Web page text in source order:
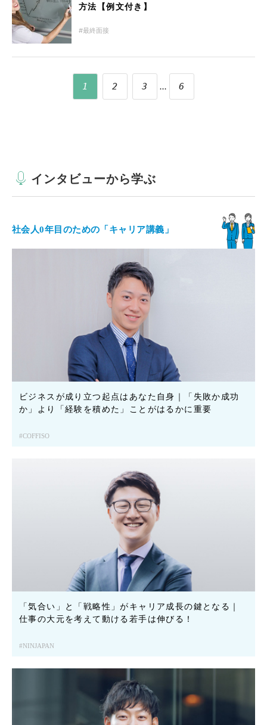
方法【例文付き】
最終面接
1 2 3 ... 6
インタビューから学ぶ
社会人0年目のための「キャリア講義」
ビジネスが成り立つ起点はあなた自身｜「失敗か成功
か」より「経験を積めた」ことがはるかに重要
COFFISO
「気合い」と「戦略性」がキャリア成長の鍵となる｜
仕事の大元を考えて動ける若手は伸びる！
NINJAPAN